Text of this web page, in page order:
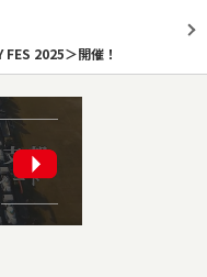
2025＞開催！